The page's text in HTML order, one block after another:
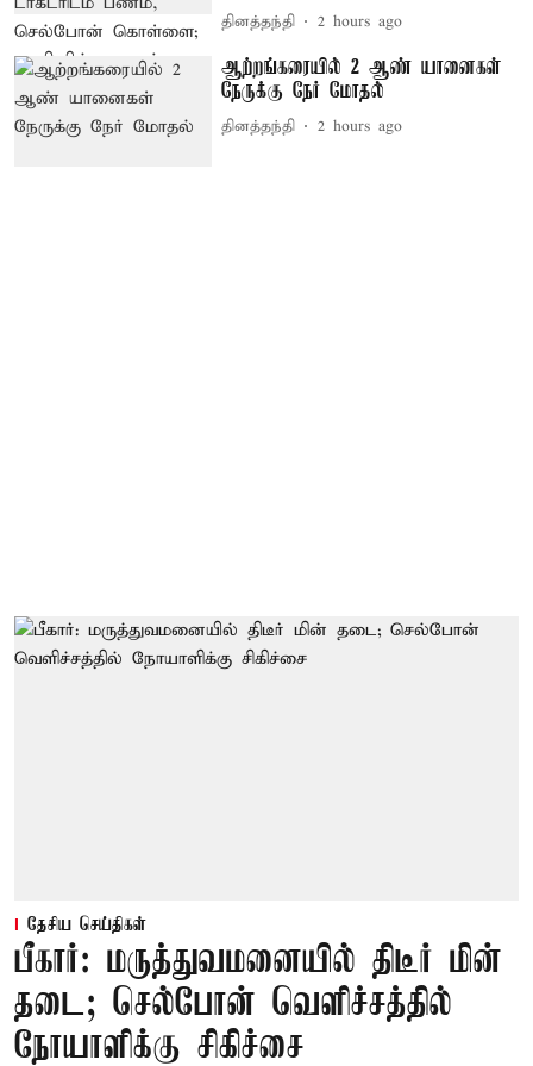
தினத்தந்தி 2 hours ago
ஆற்றங்கரையில் 2 ஆண் யானைகள்
நேருக்கு நேர் மோதல்
தினத்தந்தி 2 hours ago
தேசிய செய்திகள்
பீகார்: மருத்துவமனையில் திடீர் மின்
தடை; செல்போன் வெளிச்சத்தில்
நோயாளிக்கு சிகிச்சை